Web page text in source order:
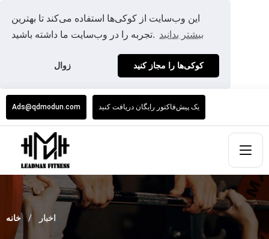
این وب‌سایت از کوکی‌ها استفاده می‌کند تا بهترین
تجربه را در وب‌سایت ما داشته باشید. بیشتر بدانید
زوال کوکی‌ها را مجاز کنید
Ads@qdmodun.com یک پیش‌فاکتور رایگان دریافت کنید
خانه اخبار